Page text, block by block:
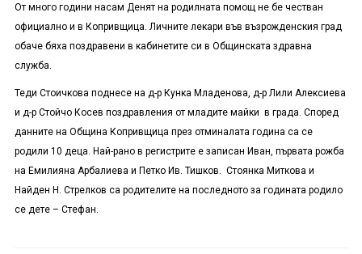
От много години насам Денят на родилната помощ не бе честван
официално и в Копривщица. Личните лекари във възрожденския град
обаче бяха поздравени в кабинетите си в Общинската здравна
служба.
Теди Стоичкова поднесе на д-р Кунка Младенова, д-р Лили Алексиева
и д-р Стойчо Косев поздравления от младите майки в града. Според
данните на Община Копривщица през отминалата година са се
родили 10 деца. Най-рано в регистрите е записан Иван, първата рожба
на Емилияна Арбалиева и Петко Ив. Тишков. Стоянка Миткова и
Найден Н. Стрелков са родителите на последното за годината родило
се дете – Стефан.